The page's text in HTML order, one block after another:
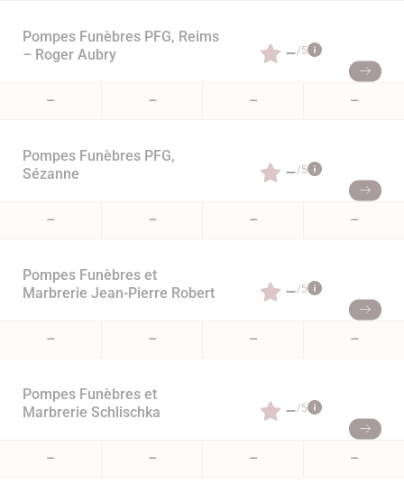
Pompes Funèbres PFG, Reims
– Roger Aubry
–/5
– – – –
Pompes Funèbres PFG,
Sézanne
–/5
– – – –
Pompes Funèbres et
Marbrerie Jean-Pierre Robert
–/5
– – – –
Pompes Funèbres et
Marbrerie Schlischka
–/5
– – – –